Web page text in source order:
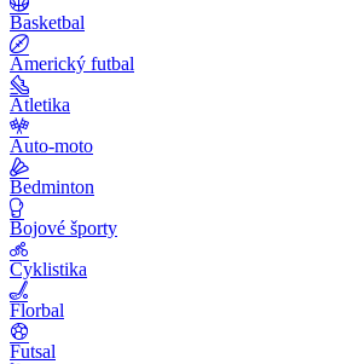
Basketbal
Americký futbal
Atletika
Auto-moto
Bedminton
Bojové športy
Cyklistika
Florbal
Futsal